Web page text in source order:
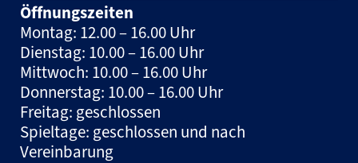
Öffnungszeiten
Montag: 12.00 – 16.00 Uhr
Dienstag: 10.00 – 16.00 Uhr
Mittwoch: 10.00 – 16.00 Uhr
Donnerstag: 10.00 – 16.00 Uhr
Freitag: geschlossen
Spieltage: geschlossen und nach
Vereinbarung